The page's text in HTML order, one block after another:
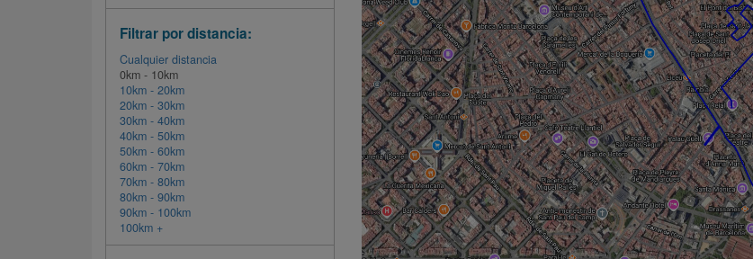
Filtrar por distancia:
Cualquier distancia
0km - 10km
10km - 20km
20km - 30km
30km - 40km
40km - 50km
50km - 60km
60km - 70km
70km - 80km
80km - 90km
90km - 100km
100km +